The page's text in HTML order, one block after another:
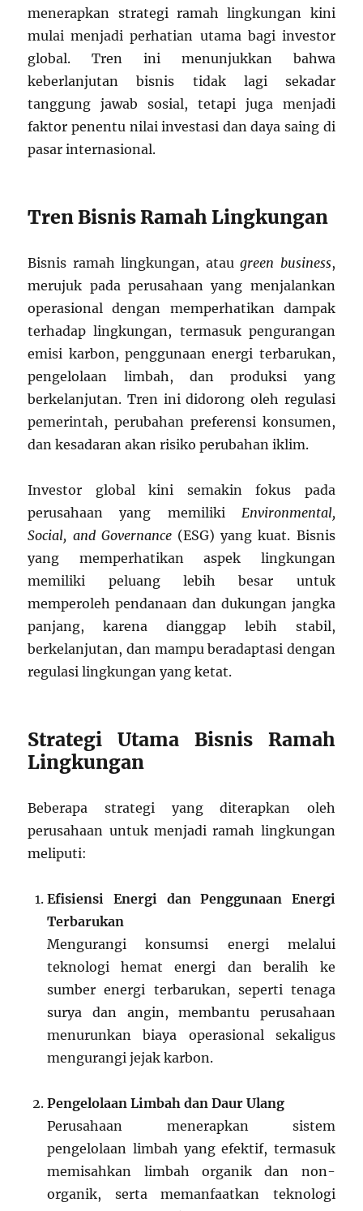
menerapkan strategi ramah lingkungan kini
mulai menjadi perhatian utama bagi investor
global. Tren ini menunjukkan bahwa
keberlanjutan bisnis tidak lagi sekadar
tanggung jawab sosial, tetapi juga menjadi
faktor penentu nilai investasi dan daya saing di
pasar internasional.
Tren Bisnis Ramah Lingkungan
Bisnis ramah lingkungan, ataugreen business,
merujuk pada perusahaan yang menjalankan
operasional dengan memperhatikan dampak
terhadap lingkungan, termasuk pengurangan
emisi karbon, penggunaan energi terbarukan,
pengelolaan limbah, dan produksi yang
berkelanjutan. Tren ini didorong oleh regulasi
pemerintah, perubahan preferensi konsumen,
dan kesadaran akan risiko perubahan iklim.
Investor global kini semakin fokus pada
perusahaan yang memiliki Environmental,
Social, and Governance(ESG) yang kuat. Bisnis
yang memperhatikan aspek lingkungan
memiliki peluang lebih besar untuk
memperoleh pendanaan dan dukungan jangka
panjang, karena dianggap lebih stabil,
berkelanjutan, dan mampu beradaptasi dengan
regulasi lingkungan yang ketat.
Strategi Utama Bisnis Ramah
Lingkungan
Beberapa strategi yang diterapkan oleh
perusahaan untuk menjadi ramah lingkungan
meliputi:
Efisiensi Energi dan Penggunaan Energi
Terbarukan
Mengurangi konsumsi energi melalui
teknologi hemat energi dan beralih ke
sumber energi terbarukan, seperti tenaga
surya dan angin, membantu perusahaan
menurunkan biaya operasional sekaligus
mengurangi jejak karbon.
Pengelolaan Limbah dan Daur Ulang
Perusahaan menerapkan sistem
pengelolaan limbah yang efektif, termasuk
memisahkan limbah organik dan non-
organik, serta memanfaatkan teknologi